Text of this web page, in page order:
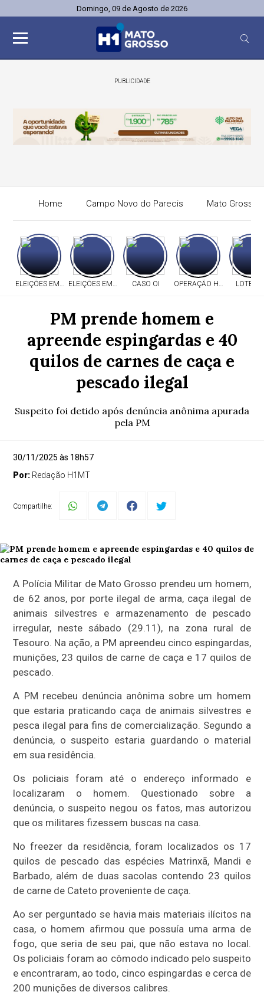
Domingo, 09 de Agosto de 2026
PUBLICIDADE
Home Campo Novo do Parecis Mato Grosso
ELEIÇÕES EM MTELEIÇÕES EM MT CASO OI OPERAÇÃO HERITAGE
PM prende homem e
apreende espingardas e 40
quilos de carnes de caça e
pescado ilegal
Suspeito foi detido após denúncia anônima apurada
pela PM
30/11/2025 às 18h57
Por: Redação H1MT
Compartilhe:
A Polícia Militar de Mato Grosso prendeu um homem,
de 62 anos, por porte ilegal de arma, caça ilegal de
animais silvestres e armazenamento de pescado
irregular, neste sábado (29.11), na zona rural de
Tesouro. Na ação, a PM apreendeu cinco espingardas,
munições, 23 quilos de carne de caça e 17 quilos de
pescado.
A PM recebeu denúncia anônima sobre um homem
que estaria praticando caça de animais silvestres e
pesca ilegal para fins de comercialização. Segundo a
denúncia, o suspeito estaria guardando o material
em sua residência.
Os policiais foram até o endereço informado e
localizaram o homem. Questionado sobre a
denúncia, o suspeito negou os fatos, mas autorizou
que os militares fizessem buscas na casa.
No freezer da residência, foram localizados os 17
quilos de pescado das espécies Matrinxã, Mandi e
Barbado, além de duas sacolas contendo 23 quilos
de carne de Cateto proveniente de caça.
Ao ser perguntado se havia mais materiais ilícitos na
casa, o homem afirmou que possuía uma arma de
fogo, que seria de seu pai, que não estava no local.
Os policiais foram ao cômodo indicado pelo suspeito
e encontraram, ao todo, cinco espingardas e cerca de
200 munições de diversos calibres.